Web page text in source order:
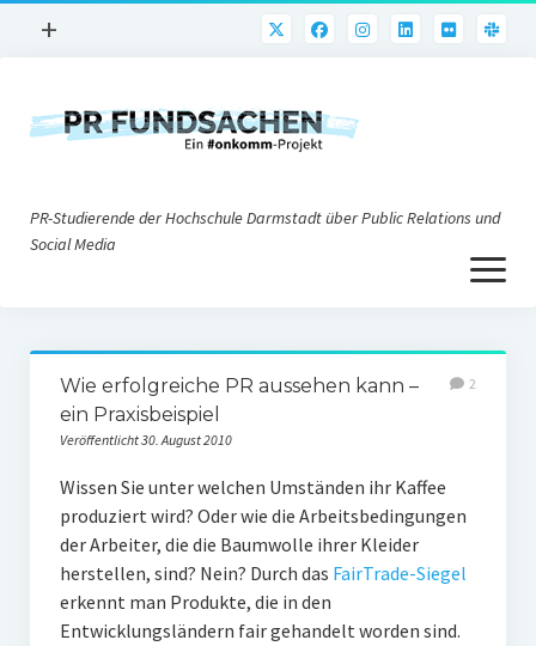
Menü
+
PR@h_da
Nonprofit-PR
Corporate Weblogs
Social Media
PR-Theorie
PR-Literatur
PR-Studierende der Hochschule Darmstadt über Public Relations und
Social Media
Menü
öffnen
Über uns
Impressum
Datenschutz
Wie erfolgreiche PR aussehen kann –
ein Praxisbeispiel
Veröffentlicht 30. August 2010
2
Wissen Sie unter welchen Umständen ihr Kaffee
produziert wird? Oder wie die Arbeitsbedingungen
der Arbeiter, die die Baumwolle ihrer Kleider
herstellen, sind? Nein? Durch das FairTrade-Siegel
erkennt man Produkte, die in den
Entwicklungsländern fair gehandelt worden sind.